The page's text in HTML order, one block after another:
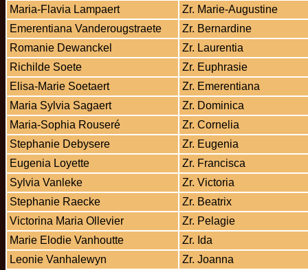
Maria-Flavia Lampaert
Zr. Marie-Augustine
Emerentiana Vanderougstraete
Zr. Bernardine
Romanie Dewanckel
Zr. Laurentia
Richilde Soete
Zr. Euphrasie
Elisa-Marie Soetaert
Zr. Emerentiana
Maria Sylvia Sagaert
Zr. Dominica
Maria-Sophia Rouseré
Zr. Cornelia
Stephanie Debysere
Zr. Eugenia
Eugenia Loyette
Zr. Francisca
Sylvia Vanleke
Zr. Victoria
Stephanie Raecke
Zr. Beatrix
Victorina Maria Ollevier
Zr. Pelagie
Marie Elodie Vanhoutte
Zr. Ida
Leonie Vanhalewyn
Zr. Joanna